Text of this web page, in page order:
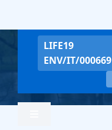
contenuto
LIFE19
ENV/IT/000669